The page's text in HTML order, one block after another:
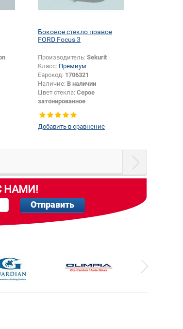
Боковое стекло правое
FORD Focus 3
Производитель:Sekurit
Класс: Премиум
Еврокод: 1706321
Наличие: В наличии
Цвет стекла:Серое
затонированное
правое
Добавить в сравнение
НАМИ!
Отправить